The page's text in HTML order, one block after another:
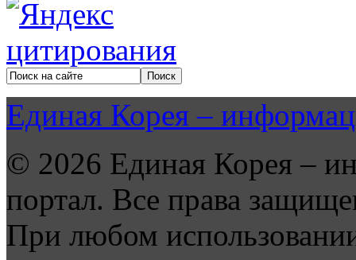
Единая Корея –
© 2026 Единая Корея –
портал. Все права
При любом